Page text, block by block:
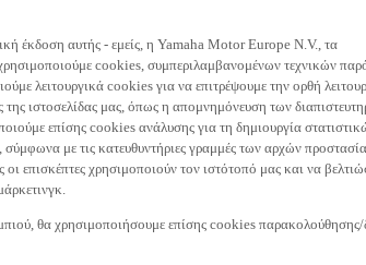
έκδοση αυτής - εμείς, η Yamaha Motor Europe N.V., τα
cookies, συμπεριλαμβανομένων τεχνικών
λειτουργικά cookies για να επιτρέψουμε την ορθή
της ιστοσελίδας μας, όπως η απομνημόνευση των
επίσης cookies ανάλυσης για τη δημιουργία
με τις κατευθυντήριες γραμμές των αρχών
επισκέπτες χρησιμοποιούν τον ιστότοπό μας και να
θα χρησιμοποιήσουμε επίσης cookies παρακολούθησης/